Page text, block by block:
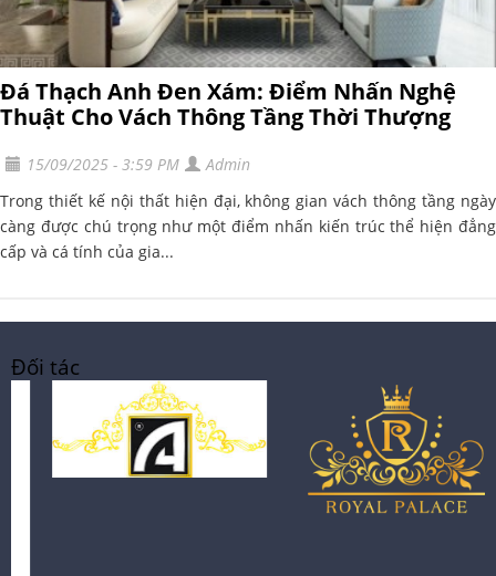
Đá Thạch Anh Đen Xám: Điểm Nhấn Nghệ
Thuật Cho Vách Thông Tầng Thời Thượng
15/09/2025 - 3:59 PM
Admin
Trong thiết kế nội thất hiện đại, không gian vách thông tầng ngày
càng được chú trọng như một điểm nhấn kiến trúc thể hiện đẳng
cấp và cá tính của gia...
Đối tác